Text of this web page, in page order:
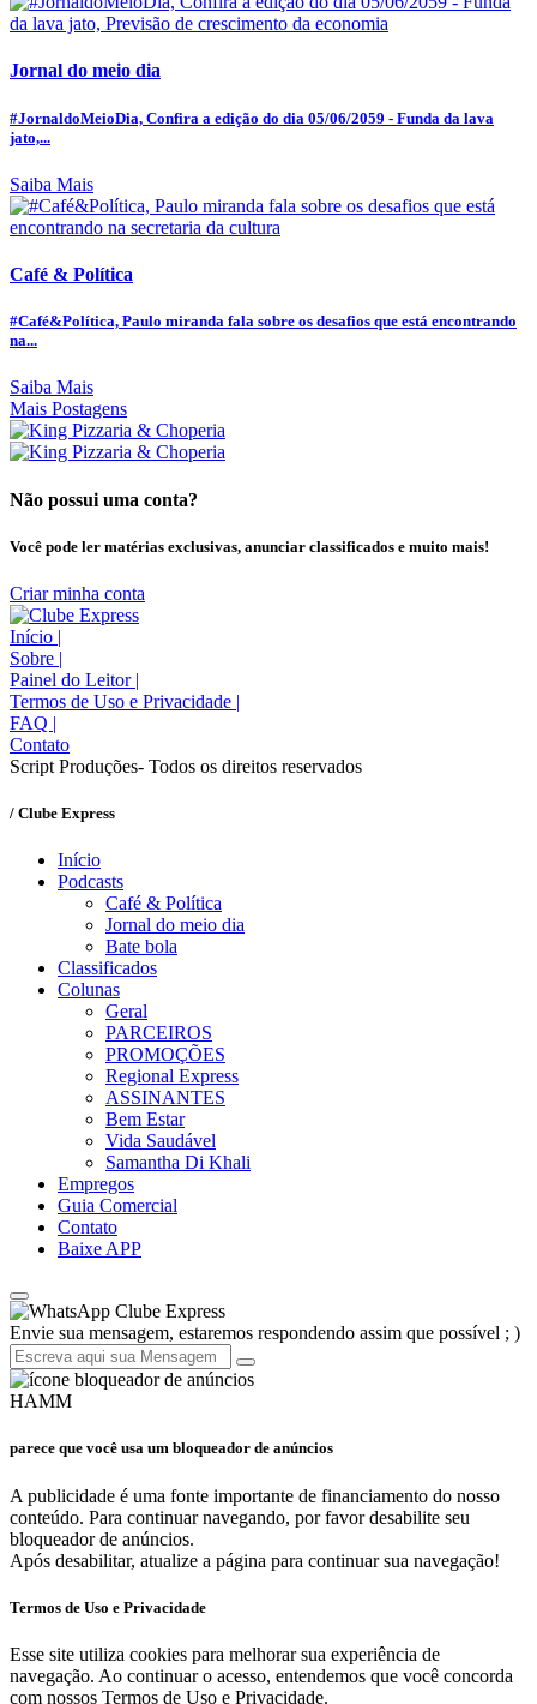
Jornal do meio dia
#JornaldoMeioDia, Confira a edição do dia 05/06/2059 - Funda da lava
jato,...
Saiba Mais
Café & Política
#Café&Política, Paulo miranda fala sobre os desafios que está encontrando
na...
Saiba Mais
Mais Postagens
Não possui uma conta?
Você pode ler matérias exclusivas, anunciar classificados e muito mais!
Criar minha conta
Início |
Sobre |
Painel do Leitor |
Termos de Uso e Privacidade |
FAQ |
Contato
Script Produções- Todos os direitos reservados
/ Clube Express
Início
Podcasts
Café & Política
Jornal do meio dia
Bate bola
Classificados
Colunas
Geral
PARCEIROS
PROMOÇÕES
Regional Express
ASSINANTES
Bem Estar
Vida Saudável
Samantha Di Khali
Empregos
Guia Comercial
Contato
Baixe APP
Clube Express
Envie sua mensagem, estaremos respondendo assim que possível ; )
HAMM
parece que você usa um bloqueador de anúncios
A publicidade é uma fonte importante de financiamento do nosso
conteúdo. Para continuar navegando, por favor desabilite seu
bloqueador de anúncios.
Após desabilitar, atualize a página para continuar sua navegação!
Termos de Uso e Privacidade
Esse site utiliza cookies para melhorar sua experiência de
navegação. Ao continuar o acesso, entendemos que você concorda
com nossos Termos de Uso e Privacidade.